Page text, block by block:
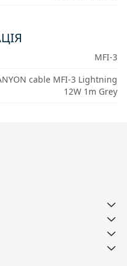
MFI-3
cable MFI-3 Lightning
12W 1m Grey